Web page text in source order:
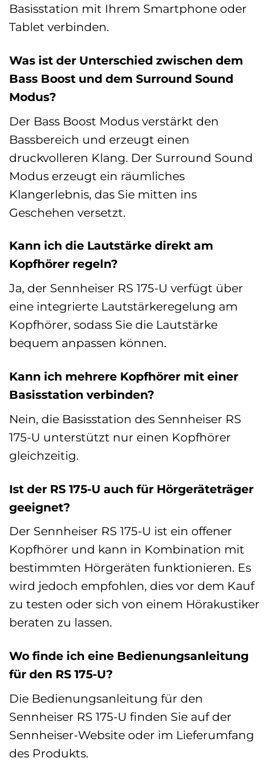
Basisstation mit Ihrem Smartphone oder
Tablet verbinden.
Was ist der Unterschied zwischen dem
Bass Boost und dem Surround Sound
Modus?
Der Bass Boost Modus verstärkt den
Bassbereich und erzeugt einen
druckvolleren Klang. Der Surround Sound
Modus erzeugt ein räumliches
Klangerlebnis, das Sie mitten ins
Geschehen versetzt.
Kann ich die Lautstärke direkt am
Kopfhörer regeln?
Ja, der Sennheiser RS 175-U verfügt über
eine integrierte Lautstärkeregelung am
Kopfhörer, sodass Sie die Lautstärke
bequem anpassen können.
Kann ich mehrere Kopfhörer mit einer
Basisstation verbinden?
Nein, die Basisstation des Sennheiser RS
175-U unterstützt nur einen Kopfhörer
gleichzeitig.
Ist der RS 175-U auch für Hörgeräteträger
geeignet?
Der Sennheiser RS 175-U ist ein offener
Kopfhörer und kann in Kombination mit
bestimmten Hörgeräten funktionieren. Es
wird jedoch empfohlen, dies vor dem Kauf
zu testen oder sich von einem Hörakustiker
beraten zu lassen.
Wo finde ich eine Bedienungsanleitung
für den RS 175-U?
Die Bedienungsanleitung für den
Sennheiser RS 175-U finden Sie auf der
Sennheiser-Website oder im Lieferumfang
des Produkts.